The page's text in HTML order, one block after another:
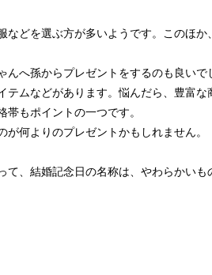
どを選ぶ方が多いようです。このほか
へ孫からプレゼントをするのも良い
ムなどがあります。悩んだら、豊富
もポイントの一つです。
何よりのプレゼントかもしれません。
、結婚記念日の名称は、やわらかい